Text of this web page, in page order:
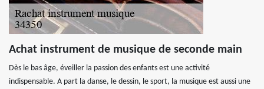
Achat instrument de musique de seconde main
Dès le bas âge, éveiller la passion des enfants est une activité
indispensable. A part la danse, le dessin, le sport, la musique est aussi une